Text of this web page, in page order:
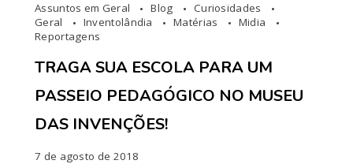
Assuntos em Geral Blog
Curiosidades
Geral
Inventolândia Matérias
Midia
Reportagens
TRAGA SUA ESCOLA PARA UM
PASSEIO PEDAGÓGICO NO MUSEU
DAS INVENÇÕES!
7 de agosto de 2018